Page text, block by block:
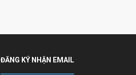
ĐĂNG KÝ NHẬN EMAIL